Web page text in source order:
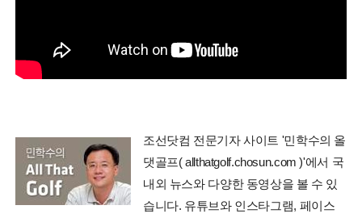
조선닷컴 전문기자 사이트 '민학수의 올
댓골프( allthatgolf.chosun.com )'에서 국
내외 뉴스와 다양한 동영상을 볼 수 있
습니다. 유튜브와 인스타그램, 페이스